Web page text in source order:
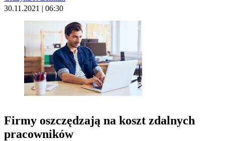
30.11.2021 | 06:30
Firmy oszczędzają na koszt zdalnych
pracowników